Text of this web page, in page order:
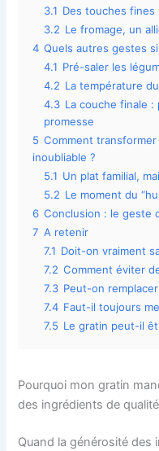
3.1 Des touches
3.2 Le fromage, un
4 Quels autres gestes
4.1 Pré-saler les
4.2 La température
4.3 La couche finale :
promesse
5 Comment
inoubliable ?
5.1 Un plat familial,
5.2 Le moment du
6 Conclusion : le geste
7 A retenir
7.1 Doit-on vraiment
7.2 Comment éviter
7.3 Peut-on
7.4 Faut-il toujours
7.5 Le gratin peut-il
Pourquoi mon gratin
des ingrédients de
Quand la générosité des